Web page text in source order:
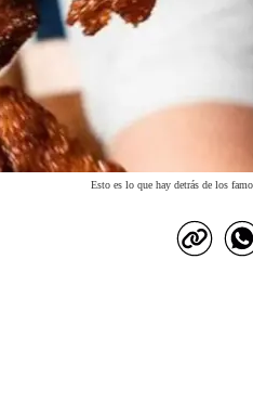
Esto es lo que hay detrás de los